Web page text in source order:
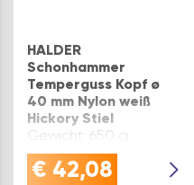
HALDER
Schonhammer
Temperguss Kopf ø
40 mm Nylon weiß
Hickory Stiel
Gewicht: 650 g
€ 42,08